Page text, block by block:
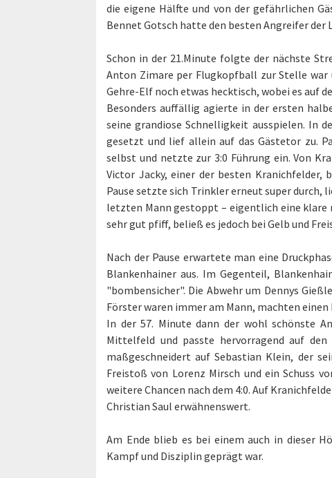
die eigene Hälfte und von der gefährlichen
Bennet Gotsch hatte den besten Angreifer
Schon in der 21.Minute folgte der nächste
Anton Zimare per Flugkopfball zur Stelle
Gehre-Elf noch etwas hecktisch, wobei es auf
Besonders auffällig agierte in der ersten
seine grandiose Schnelligkeit ausspielen. In
gesetzt und lief allein auf das Gästetor zu.
selbst und netzte zur 3:0 Führung ein. Von
Victor Jacky, einer der besten Kranichfelder,
Pause setzte sich Trinkler erneut super durch,
letzten Mann gestoppt – eigentlich eine klare
sehr gut pfiff, beließ es jedoch bei Gelb und
Nach der Pause erwartete man eine
Blankenhainer aus. Im Gegenteil,
"bombensicher". Die Abwehr um Dennys
Förster waren immer am Mann, machten
In der 57. Minute dann der wohl schönste
Mittelfeld und passte hervorragend auf
maßgeschneidert auf Sebastian Klein, der
Freistoß von Lorenz Mirsch und ein Schuss
weitere Chancen nach dem 4:0. Auf
Christian Saul erwähnenswert.
Am Ende blieb es bei einem auch in dieser
Kampf und Disziplin geprägt war.